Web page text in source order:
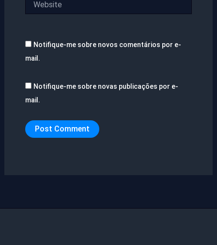
Notifique-me sobre novos comentários por e-
mail.
Notifique-me sobre novas publicações por e-
mail.